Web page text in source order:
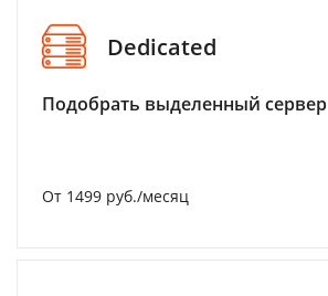
Dedicated
Подобрать выделенный сервер
От 1499 руб./месяц